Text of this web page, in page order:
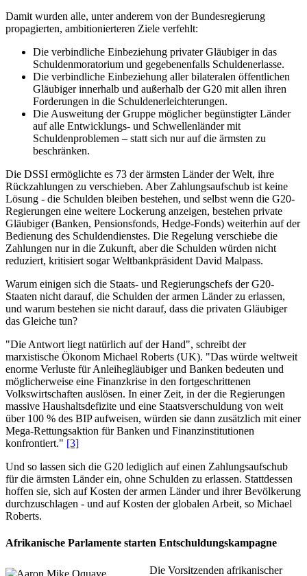
Damit wurden alle, unter anderem von der Bundesregierung
propagierten, ambitionierteren Ziele verfehlt:
Die verbindliche Einbeziehung privater Gläubiger in das
Schuldenmoratorium und gegebenenfalls Schuldenerlasse.
Die verbindliche Einbeziehung aller bilateralen öffentlichen
Gläubiger innerhalb und außerhalb der G20 mit allen ihren
Forderungen in die Schuldenerleichterungen.
Die Ausweitung der Gruppe möglicher begünstigter Länder
auf alle Entwicklungs- und Schwellenländer mit
Schuldenproblemen – statt sich nur auf die ärmsten zu
beschränken.
Die DSSI ermöglichte es 73 der ärmsten Länder der Welt, ihre
Rückzahlungen zu verschieben. Aber Zahlungsaufschub ist keine
Lösung - die Schulden bleiben bestehen, und selbst wenn die G20-
Regierungen eine weitere Lockerung anzeigen, bestehen private
Gläubiger (Banken, Pensionsfonds, Hedge-Fonds) weiterhin auf der
Bedienung des Schuldendienstes. Die Regelung verschiebe die
Zahlungen nur in die Zukunft, aber die Schulden würden nicht
reduziert, kritisiert sogar Weltbankpräsident David Malpass.
Warum einigen sich die Staats- und Regierungschefs der G20-
Staaten nicht darauf, die Schulden der armen Länder zu erlassen,
und warum bestehen sie nicht darauf, dass die privaten Gläubiger
das Gleiche tun?
"Die Antwort liegt natürlich auf der Hand", schreibt der
marxistische Ökonom Michael Roberts (UK). "Das würde weltweit
enorme Verluste für Anleihegläubiger und Banken bedeuten und
möglicherweise eine Finanzkrise in den fortgeschrittenen
Volkswirtschaften auslösen. In einer Zeit, in der die Regierungen
massive Haushaltsdefizite und eine Staatsverschuldung von weit
über 100 % des BIP aufweisen, würden sie dann zusätzlich mit einer
Mega-Rettungsaktion für Banken und Finanzinstitutionen
konfrontiert." [3]
Und so lassen sich die G20 lediglich auf einen Zahlungsaufschub
für die ärmsten Länder ein, ohne Schulden zu erlassen. Stattdessen
hoffen sie, sich auf Kosten der armen Länder und ihrer Bevölkerung
durchzuschlagen - und auf Kosten der globalen Arbeit, so Michael
Roberts.
Afrikanische Parlamente starten Entschuldungskampagne
Die Vorsitzenden afrikanischer